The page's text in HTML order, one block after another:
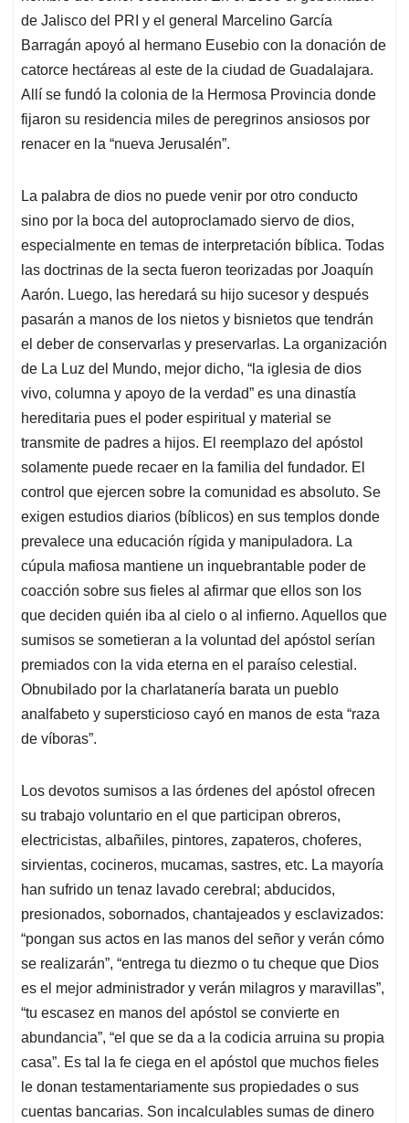
de Jalisco del PRI y el general Marcelino García
Barragán apoyó al hermano Eusebio con la donación de
catorce hectáreas al este de la ciudad de Guadalajara.
Allí se fundó la colonia de la Hermosa Provincia donde
fijaron su residencia miles de peregrinos ansiosos por
renacer en la “nueva Jerusalén”.
La palabra de dios no puede venir por otro conducto
sino por la boca del autoproclamado siervo de dios,
especialmente en temas de interpretación bíblica. Todas
las doctrinas de la secta fueron teorizadas por Joaquín
Aarón. Luego, las heredará su hijo sucesor y después
pasarán a manos de los nietos y bisnietos que tendrán
el deber de conservarlas y preservarlas. La organización
de La Luz del Mundo, mejor dicho, “la iglesia de dios
vivo, columna y apoyo de la verdad” es una dinastía
hereditaria pues el poder espiritual y material se
transmite de padres a hijos. El reemplazo del apóstol
solamente puede recaer en la familia del fundador. El
control que ejercen sobre la comunidad es absoluto. Se
exigen estudios diarios (bíblicos) en sus templos donde
prevalece una educación rígida y manipuladora. La
cúpula mafiosa mantiene un inquebrantable poder de
coacción sobre sus fieles al afirmar que ellos son los
que deciden quién iba al cielo o al infierno. Aquellos que
sumisos se sometieran a la voluntad del apóstol serían
premiados con la vida eterna en el paraíso celestial.
Obnubilado por la charlatanería barata un pueblo
analfabeto y supersticioso cayó en manos de esta “raza
de víboras”.
Los devotos sumisos a las órdenes del apóstol ofrecen
su trabajo voluntario en el que participan obreros,
electricistas, albañiles, pintores, zapateros, choferes,
sirvientas, cocineros, mucamas, sastres, etc. La mayoría
han sufrido un tenaz lavado cerebral; abducidos,
presionados, sobornados, chantajeados y esclavizados:
“pongan sus actos en las manos del señor y verán cómo
se realizarán”, “entrega tu diezmo o tu cheque que Dios
es el mejor administrador y verán milagros y maravillas”,
“tu escasez en manos del apóstol se convierte en
abundancia”, “el que se da a la codicia arruina su propia
casa”. Es tal la fe ciega en el apóstol que muchos fieles
le donan testamentariamente sus propiedades o sus
cuentas bancarias. Son incalculables sumas de dinero